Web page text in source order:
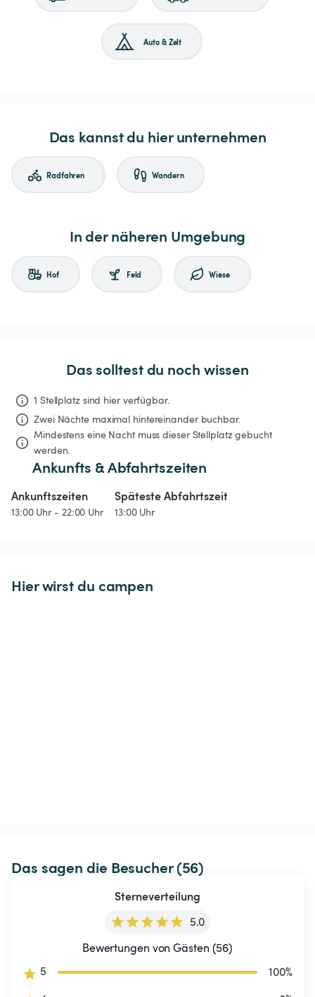
Auto & Zelt
Das kannst du hier unternehmen
Radfahren Wandern
In der näheren Umgebung
Hof Feld Wiese
Das solltest du noch wissen
1 Stellplatz sind hier verfügbar.
Zwei Nächte maximal hintereinander buchbar.
Mindestens eine Nacht muss dieser Stellplatz gebucht
werden.
Ankunfts & Abfahrtszeiten
Ankunftszeiten
13:00 Uhr - 22:00 Uhr
Späteste Abfahrtszeit
13:00 Uhr
Hier wirst du campen
Das sagen die Besucher (56)
Sterneverteilung
5.0
Bewertungen von Gästen (56)
5
100%